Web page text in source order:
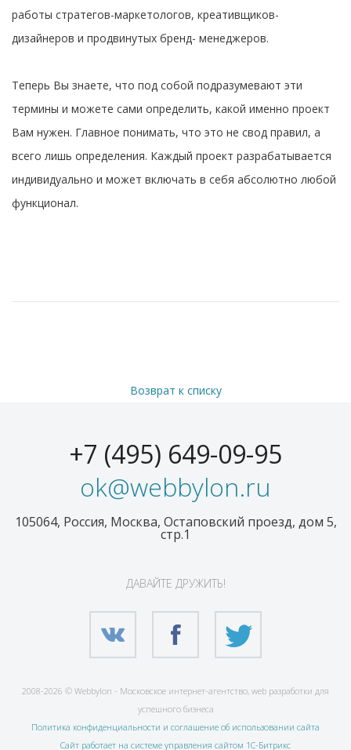
работы стратегов-маркетологов, креативщиков-
дизайнеров и продвинутых бренд- менеджеров.
Теперь Вы знаете, что под собой подразумевают эти
термины и можете сами определить, какой именно проект
Вам нужен. Главное понимать, что это не свод правил, а
всего лишь определения. Каждый проект разрабатывается
индивидуально и может включать в себя абсолютно любой
функционал.
Возврат к списку
+7 (495) 649-09-95
ok@webbylon.ru
105064, Россия, Москва, Остаповский проезд, дом 5,
стр.1
ДАВАЙТЕ ДРУЖИТЬ!
2008-2026 © Webbylon - Московское интернет-агентство, web разработки для
успешного бизнеса
Политика конфиденциальности и соглашение об использовании сайта
Сайт работает на системе управления сайтом 1С-Битрикс